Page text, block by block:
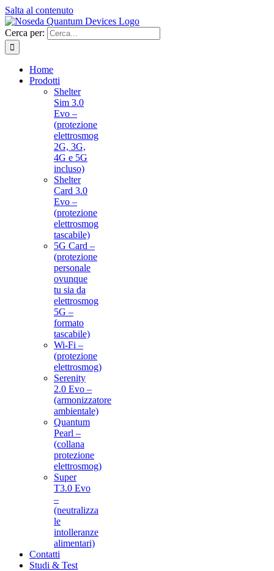
Salta al contenuto
Cerca per:
Home
Prodotti
Shelter
Sim 3.0
Evo –
(protezione
elettrosmog
2G, 3G,
4G e 5G
incluso)
Shelter
Card 3.0
Evo –
(protezione
elettrosmog
tascabile)
5G Card –
(protezione
personale
ovunque
tu sia da
elettrosmog
5G –
formato
tascabile)
Wi-Fi –
(protezione
elettrosmog)
Serenity
2.0 Evo –
(armonizzatore
ambientale)
Quantum
Pearl –
(collana
protezione
elettrosmog)
Super
T3.0 Evo
–
(neutralizza
le
intolleranze
alimentari)
Contatti
Studi & Test